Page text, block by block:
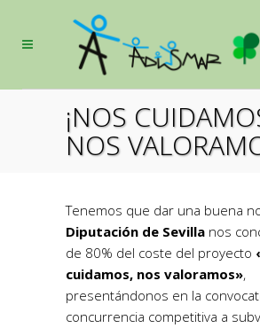
¡NOS
NOS
Tenemos que dar una buena
Diputación de Sevilla nos
de 80% del coste del proyecto
cuidamos, nos valoramos»,
presentándonos en la
concurrencia competitiva a